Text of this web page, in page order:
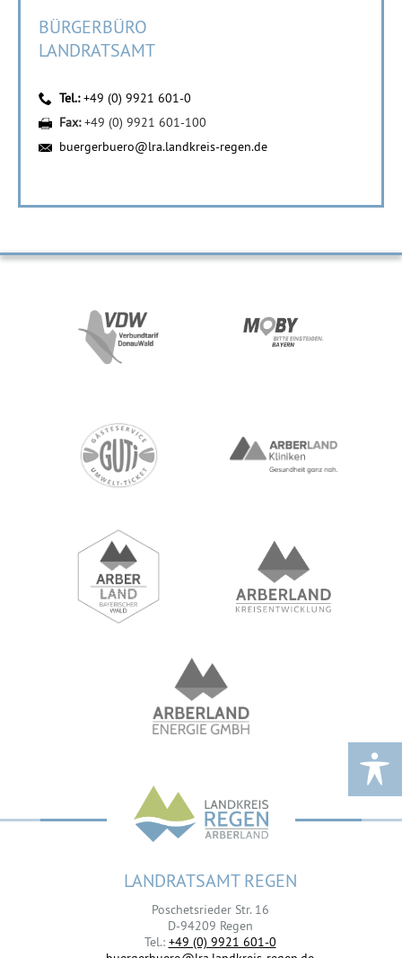
BÜRGERBÜRO
LANDRATSAMT
Tel.:+49 (0) 9921 601-0
Fax:+49 (0) 9921 601-100
buergerbuero@lra.landkreis-regen.de
LANDRATSAMT REGEN
Poschetsrieder Str. 16
D-94209 Regen
Tel.: +49 (0) 9921 601-0